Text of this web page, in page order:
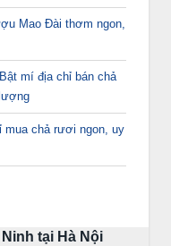
Mao Đài thơm ngon,
mí địa chỉ bán chả
mua chả rươi ngon, uy
tại Hà Nội